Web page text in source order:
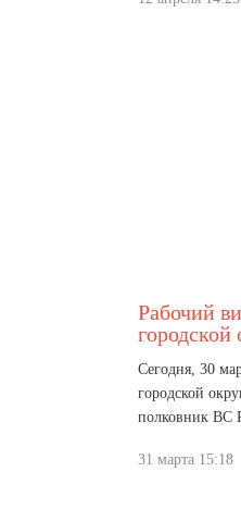
Рабочий
городской
Сегодня, 30
городской
полковник ВС
31 марта 15:18